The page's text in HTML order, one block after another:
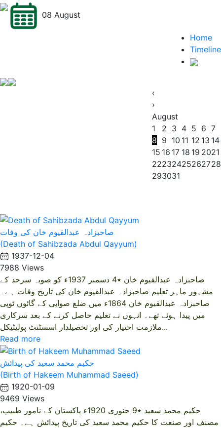
08 August
Home
Timeline
‹
›
August
1
2 3 4 5 6 7
8 9 10 11 12 13 14
15 16 17 18 19 2021
22232425262728
293031
صاحبزادہ عبدالقیوم خان کی وفات
(Death of Sahibzada Abdul Qayyum)
1937-12-04
7988 Views
صاحبزادہ عبدالقیوم خان ٭4 دسمبر 1937ء کو صوبہ سرحد کے
مشہور ماہر تعلیم صاحبزادہ عبدالقیوم خان کی تاریخ وفات ہے۔
صاحبزادہ عبدالقیوم خان 1864ء میں ضلع صوابی کے گائوں ٹوپی
میں پیدا ہوئے تھے۔ انہوں نے تعلیم حاصل کرنے کے بعد سرکاری
ملازمت اختیار کی اور تحصیلدار اسسٹنٹ پولیٹیکل...
Read more
حکیم محمد سعید کی پیدائش
(Birth of Hakeem Muhammad Saeed)
1920-01-09
9469 Views
حکیم محمد سعید ٭9 جنوری 1920ء پاکستان کے نامور طبیب،
مصنف اور صنعت کا حکیم محمد سعید کی تاریخ پیدائش ہے۔ حکیم